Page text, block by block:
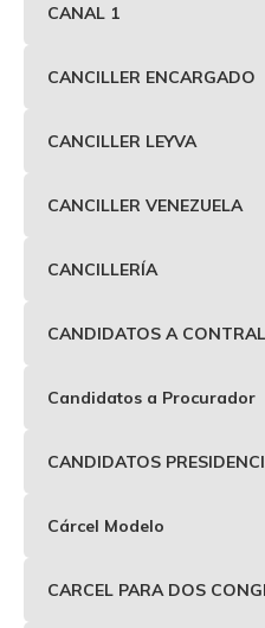
CANAL 1
CANCILLER ENCARGADO
CANCILLER LEYVA
CANCILLER VENEZUELA
CANCILLERÍA
CANDIDATOS A
Candidatos a Procurador
CANDIDATOS
Cárcel Modelo
CARCEL PARA DOS